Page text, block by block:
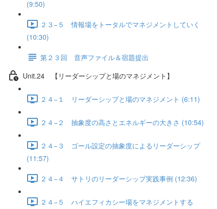
(9:50)
２３−５ 情報場をトータルでマネジメントしていく
(10:30)
第２３回 音声ファイル＆宿題提出
Unit.24 【リーダーシップと場のマネジメント】
２４−１ リーダーシップと場のマネジメント (6:11)
２４−２ 抽象度の高さとエネルギーの大きさ (10:54)
２４−３ ゴール設定の抽象度によるリーダーシップ
(11:57)
２４−４ サトリのリーダーシップ実践事例 (12:36)
２４−５ ハイエフィカシー場をマネジメントする